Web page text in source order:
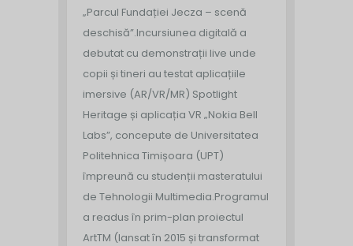
„Parcul Fundației Jecza – scenă
deschisă”.Incursiunea digitală a
debutat cu demonstrații live unde
copii și tineri au testat aplicațiile
imersive (AR/VR/MR) Spotlight
Heritage și aplicația VR „Nokia Bell
Labs”, concepute de Universitatea
Politehnica Timișoara (UPT)
împreună cu studenții masteratului
de Tehnologii Multimedia.Programul
a readus în prim-plan proiectul
ArtTM (lansat în 2015 și transformat